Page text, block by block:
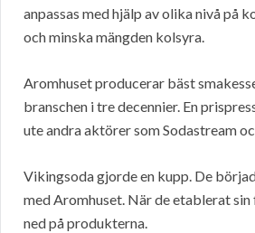
anpassas med hjälp av olika nivå på
och minska mängden kolsyra.
Aromhuset producerar bäst
branschen i tre decennier. En
ute andra aktörer som Sodastream
Vikingsoda gjorde en kupp. De
med Aromhuset. När de etablerat
ned på produkterna.